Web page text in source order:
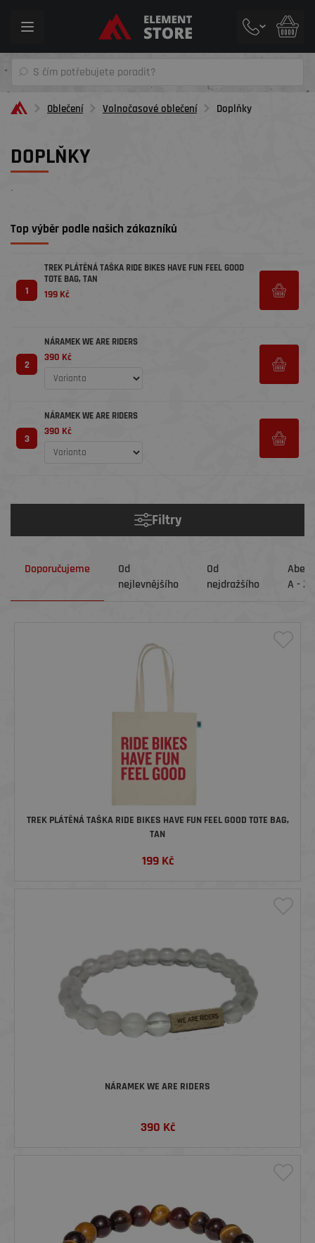
Toggle
Oblečení Volnočasové oblečení Doplňky
DOPLŇKY
´
Top výběr podle našich zákazníků
1
TREK PLÁTĚNÁ TAŠKA RIDE BIKES HAVE FUN FEEL GOOD
TOTE BAG, TAN
199 Kč
2
NÁRAMEK WE ARE RIDERS
390 Kč
3
NÁRAMEK WE ARE RIDERS
390 Kč
Filtry
Doporučujeme
Od
nejlevnějšího
Od
nejdražšího
A - Z
TREK PLÁTĚNÁ TAŠKA RIDE BIKES HAVE FUN FEEL GOOD TOTE BAG,
TAN
199Kč
NÁRAMEK WE ARE RIDERS
390 Kč